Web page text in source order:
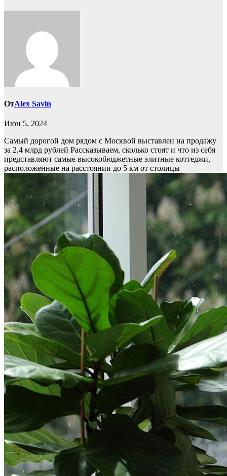
ОтAlex Savin
Июн 5, 2024
Самый дорогой дом рядом с Москвой выставлен на продажу
за 2,4 млрд рублей Рассказываем, сколько стоят и что из себя
представляют самые высокобюджетные элитные коттеджи,
расположенные на расстоянии до 5 км от столицы